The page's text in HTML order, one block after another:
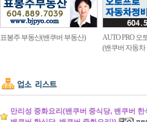
표봉주 부동산(밴쿠버 부동산)
AUTO PRO 오
(밴쿠버 자동차
만리성 중화요리(밴쿠버 중식당, 밴쿠버